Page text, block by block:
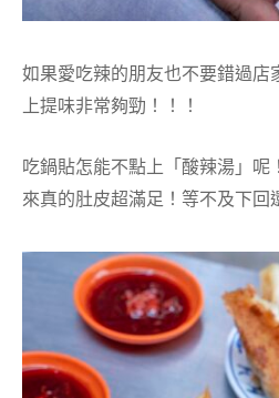
如果愛吃辣的朋友也不要錯過店
上提味非常夠勁！！！
吃鍋貼怎能不點上「酸辣湯」呢
來真的肚皮超滿足！等不及下回